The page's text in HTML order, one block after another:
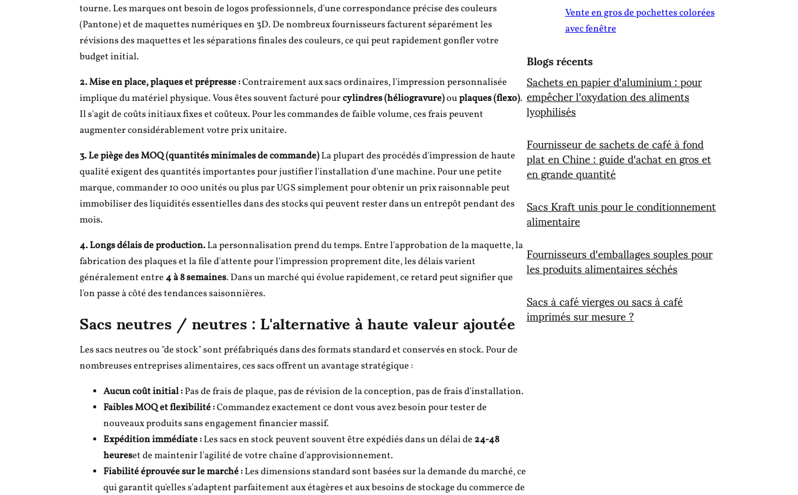
tourne. Les marques ont besoin de logos professionnels, d'une correspondance précise des couleurs
(Pantone) et de maquettes numériques en 3D. De nombreux fournisseurs facturent séparément les
révisions des maquettes et les séparations finales des couleurs, ce qui peut rapidement gonfler votre
budget initial.
2. Mise en place, plaques et prépresse :Contrairement aux sacs ordinaires, l'impression personnalisée
implique du matériel physique. Vous êtes souvent facturé pourcylindres (héliogravure)ouplaques (flexo).
Il s'agit de coûts initiaux fixes et coûteux. Pour les commandes de faible volume, ces frais peuvent
augmenter considérablement votre prix unitaire.
3. Le piège des MOQ (quantités minimales de commande)La plupart des procédés d'impression de haute
qualité exigent des quantités importantes pour justifier l'installation d'une machine. Pour une petite
marque, commander 10 000 unités ou plus par UGS simplement pour obtenir un prix raisonnable peut
immobiliser des liquidités essentielles dans des stocks qui peuvent rester dans un entrepôt pendant des
mois.
4. Longs délais de production.La personnalisation prend du temps. Entre l'approbation de la maquette, la
fabrication des plaques et la file d'attente pour l'impression proprement dite, les délais varient
généralement entre4 à 8 semaines. Dans un marché qui évolue rapidement, ce retard peut signifier que
l'on passe à côté des tendances saisonnières.
Sacs neutres / neutres : L'alternative à haute valeur ajoutée
Les sacs neutres ou "de stock" sont préfabriqués dans des formats standard et conservés en stock. Pour de
nombreuses entreprises alimentaires, ces sacs offrent un avantage stratégique :
Aucun coût initial :Pas de frais de plaque, pas de révision de la conception, pas de frais d'installation.
Faibles MOQ et flexibilité :Commandez exactement ce dont vous avez besoin pour tester de
nouveaux produits sans engagement financier massif.
Expédition immédiate :Les sacs en stock peuvent souvent être expédiés dans un délai de 24-48
heureset de maintenir l'agilité de votre chaîne d'approvisionnement.
Fiabilité éprouvée sur le marché :Les dimensions standard sont basées sur la demande du marché, ce
qui garantit qu'elles s'adaptent parfaitement aux étagères et aux besoins de stockage du commerce de
Vente en gros de pochettes colorées
avec fenêtre
Blogs récents
Sachets en papier d'aluminium : pour
empêcher l'oxydation des aliments
lyophilisés
Fournisseur de sachets de café à fond
plat en Chine : guide d'achat en gros et
en grande quantité
Sacs Kraft unis pour le conditionnement
alimentaire
Fournisseurs d'emballages souples pour
les produits alimentaires séchés
Sacs à café vierges ou sacs à café
imprimés sur mesure ?